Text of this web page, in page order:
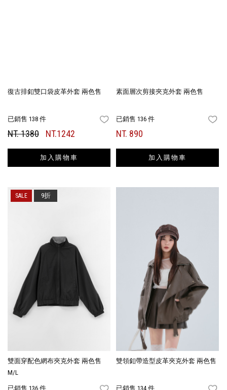
復古排釦雙口袋皮革外套 兩色售
已銷售 138 件 FAVORITES
NT. 1380 NT.1242
加入購物車
素面層次剪接夾克外套 兩色售
已銷售 136 件
NT. 890
加入購物車
雙面穿配色網布夾克外套 兩色售
M/L
已銷售 136 件
9折
雙領釦帶造型皮革夾克外套 兩色售
已銷售 134 件